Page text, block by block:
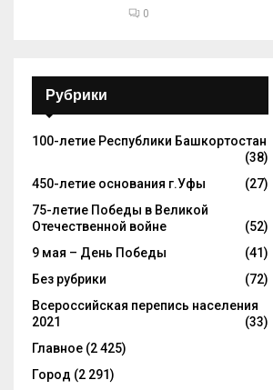
0
Рубрики
100-летие Республики Башкортостан
(38)
450-летие основания г.Уфы
(27)
75-летие Победы в Великой
Отечественной войне
(52)
9 мая – День Победы
(41)
Без рубрики
(72)
Всероссийская перепись населения
2021
(33)
Главное (2 425)
Город (2 291)